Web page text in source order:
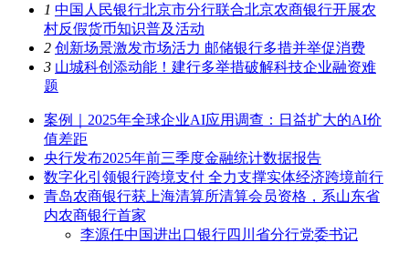
1 中国人民银行北京市分行联合北京农商银行开展农
村反假货币知识普及活动
2 创新场景激发市场活力 邮储银行多措并举促消费
3 山城科创添动能！建行多举措破解科技企业融资难
题
案例｜2025年全球企业AI应用调查：日益扩大的AI价
值差距
央行发布2025年前三季度金融统计数据报告
数字化引领银行跨境支付 全力支撑实体经济跨境前行
青岛农商银行获上海清算所清算会员资格，系山东省
内农商银行首家
李源任中国进出口银行四川省分行党委书记